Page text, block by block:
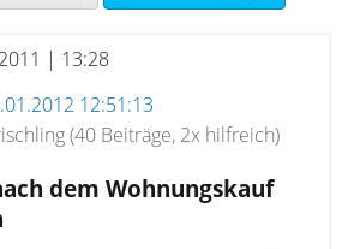
| 13:28
12:51:13
(40 Beiträge, 2x hilfreich)
dem Wohnungskauf